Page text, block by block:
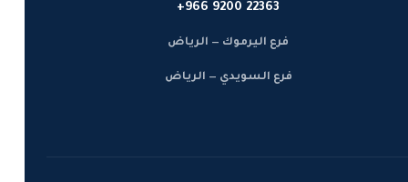
+966 9200 22363
فرع اليرموك — الرياض
فرع السويدي — الرياض